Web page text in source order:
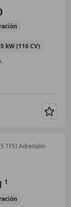
kW (116 CV)
TFSI Adrenalin
1